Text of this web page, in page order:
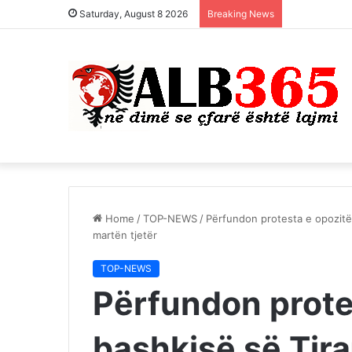
Saturday, August 8 2026 Breaking News
Home /TOP-NEWS / Përfundon protesta e
martën tjetër
TOP-NEWS
Përfundon